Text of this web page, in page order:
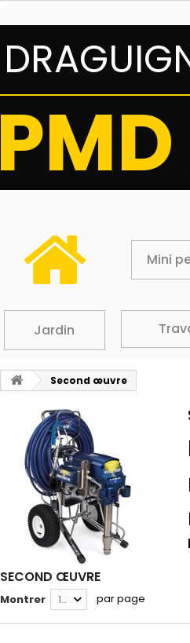
Mini
Jardin
Second œuvre
SECOND ŒUVRE
Montrer 12 par page